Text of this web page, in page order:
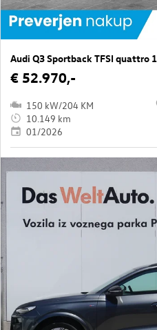
Audi Q3 Sportback TFSI quattro
€ 52.970,-
150 kW/204 KM
10.149 km
01/2026